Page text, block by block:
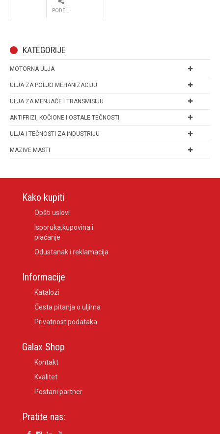
PODELI
KATEGORIJE
MOTORNA ULJA
ULJA ZA POLJO MEHANIZACIJU
ULJA ZA MENJAČE I TRANSMISIJU
ANTIFRIZI, KOČIONE I OSTALE TEČNOSTI
ULJA I TEČNOSTI ZA INDUSTRIJU
MAZIVE MASTI
Kako kupiti
Opšti uslovi
Isporuka,kupovina i
plaćanje
Odustanak i reklamacija
Informacije
Katalozi
Česta pitanja o uljima
Privatnost podataka
Galax Shop
Kontakt
Kvalitet
Postani partner
Pratite nas: